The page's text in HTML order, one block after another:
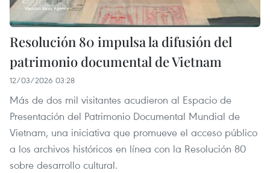
Resolución 80 impulsa la difusión del
patrimonio documental de Vietnam
12/03/2026 03:28
Más de dos mil visitantes acudieron al Espacio de
Presentación del Patrimonio Documental Mundial de
Vietnam, una iniciativa que promueve el acceso público
a los archivos históricos en línea con la Resolución 80
sobre desarrollo cultural.